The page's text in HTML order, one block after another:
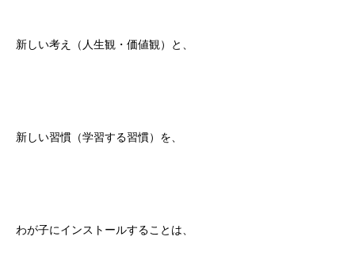
新しい考え（人生観・価値観）と、
新しい習慣（学習する習慣）を、
わが子にインストールすることは、